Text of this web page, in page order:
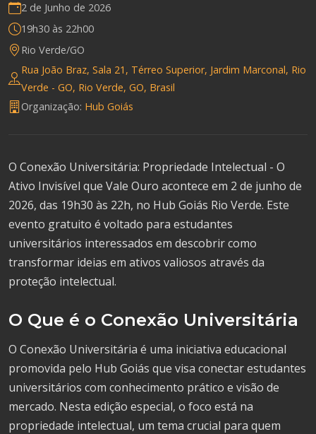
2 de Junho de 2026
19h30 às 22h00
Rio Verde/GO
Rua João Braz, Sala 21, Térreo Superior, Jardim Marconal, Rio
Verde - GO, Rio Verde, GO, Brasil
Organização: Hub Goiás
O Conexão Universitária: Propriedade Intelectual - O
Ativo Invisível que Vale Ouro acontece em 2 de junho de
2026, das 19h30 às 22h, no Hub Goiás Rio Verde. Este
evento gratuito é voltado para estudantes
universitários interessados em descobrir como
transformar ideias em ativos valiosos através da
proteção intelectual.
O Que é o Conexão Universitária
O Conexão Universitária é uma iniciativa educacional
promovida pelo Hub Goiás que visa conectar estudantes
universitários com conhecimento prático e visão de
mercado. Nesta edição especial, o foco está na
propriedade intelectual, um tema crucial para quem